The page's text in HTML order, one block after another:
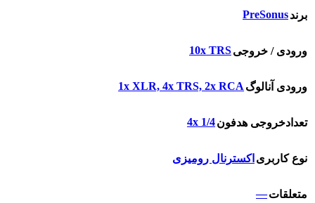
برندPreSonus
ورودی / خروجی10x TRS
ورودی آنالوگ1x XLR, 4x TRS, 2x RCA
تعدادخروجی هدفون4x 1/4
نوع کاربری اکسترنال رومیزی
متعلقات—